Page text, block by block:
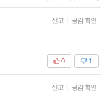
신고 | 공감 확인
1
0
신고 | 공감 확인